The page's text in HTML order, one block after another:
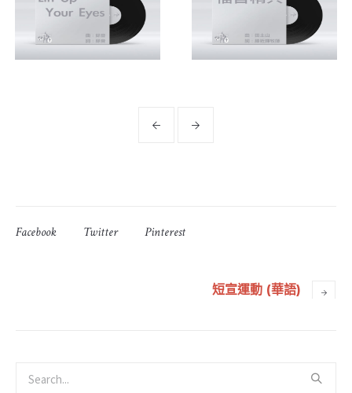
Facebook Twitter Pinterest
短宣運動 (華語)